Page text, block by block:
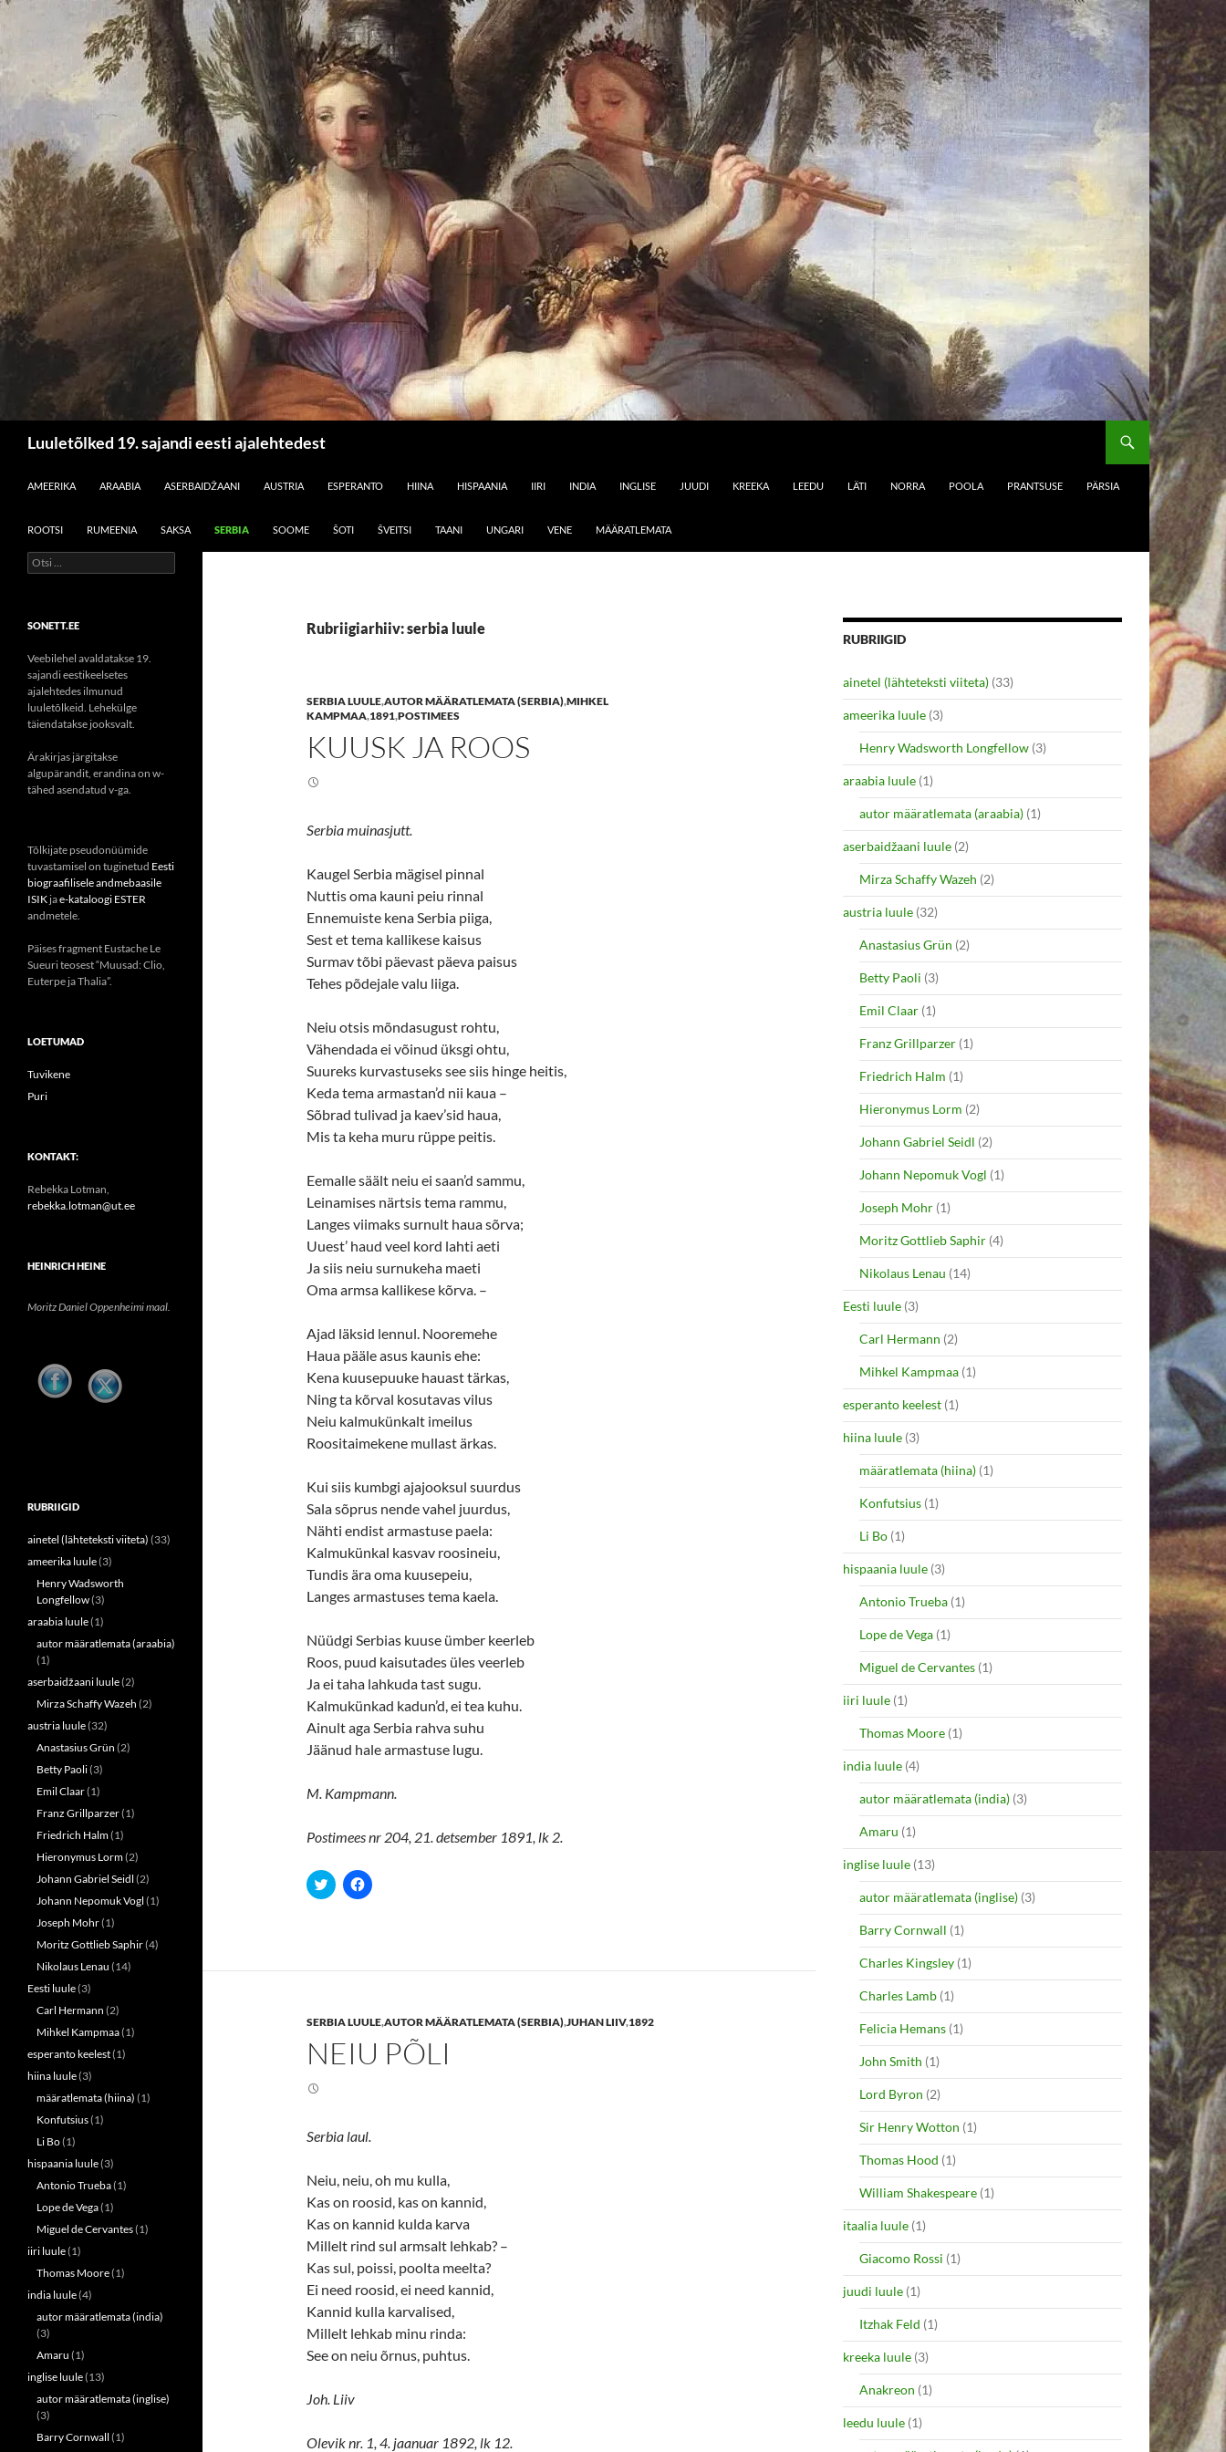
Luuletõlked 19. sajandi eesti ajalehtedest
AMEERIKA
ARAABIA ASERBAIDŽAANI AUSTRIA ESPERANTO HIINA HISPAANIA IIRI INDIA INGLISE JUUDI KREEKA LEEDU LÄTI NORRA POOLA PRANTSUSE PÄRSIA
ROOTSI RUMEENIA SAKSA SERBIA SOOME ŠOTI ŠVEITSI TAANI UNGARI VENE MÄÄRATLEMATA
Rubriigiarhiiv: serbia luule
SERBIA LUULE,AUTOR MÄÄRATLEMATA (SERBIA),MIHKEL
KAMPMAA,1891,POSTIMEES
KUUSK JA ROOS
Serbia muinasjutt.
Kaugel Serbia mägisel pinnal
Nuttis oma kauni peiu rinnal
Ennemuiste kena Serbia piiga,
Sest et tema kallikese kaisus
Surmav tõbi päevast päeva paisus
Tehes põdejale valu liiga.
Neiu otsis mõndasugust rohtu,
Vähendada ei võinud üksgi ohtu,
Suureks kurvastuseks see siis hinge heitis,
Keda tema armastan’d nii kaua –
Sõbrad tulivad ja kaev’sid haua,
Mis ta keha muru rüppe peitis.
Eemalle säält neiu ei saan’d sammu,
Leinamises närtsis tema rammu,
Langes viimaks surnult haua sõrva;
Uuest’ haud veel kord lahti aeti
Ja siis neiu surnukeha maeti
Oma armsa kallikese kõrva. –
Ajad läksid lennul. Nooremehe
Haua pääle asus kaunis ehe:
Kena kuusepuuke hauast tärkas,
Ning ta kõrval kosutavas vilus
Neiu kalmukünkalt imeilus
Roositaimekene mullast ärkas.
Kui siis kumbgi ajajooksul suurdus
Sala sõprus nende vahel juurdus,
Nähti endist armastuse paela:
Kalmukünkal kasvav roosineiu,
Tundis ära oma kuusepeiu,
Langes armastuses tema kaela.
Nüüdgi Serbias kuuse ümber keerleb
Roos, puud kaisutades üles veerleb
Ja ei taha lahkuda tast sugu.
Kalmukünkad kadun’d, ei tea kuhu.
Ainult aga Serbia rahva suhu
Jäänud hale armastuse lugu.
M. Kampmann.
Postimees nr 204, 21. detsember 1891, lk 2.
C
l
h
o
T
w
(
O
n
s
i
n
e
w
i
n
d
o
w
)
C
l
h
o
a
k
(
e
n
s
n
e
w
w
i
n
d
o
w
)
SERBIA LUULE,AUTOR MÄÄRATLEMATA (SERBIA),JUHAN LIIV,1892
NEIU PÕLI
Serbia laul.
Neiu, neiu, oh mu kulla,
Kas on roosid, kas on kannid,
Kas on kannid kulda karva
Millelt rind sul armsalt lehkab? –
Kas sul, poissi, poolta meelta?
Ei need roosid, ei need kannid,
Kannid kulla karvalised,
Millelt lehkab minu rinda:
See on neiu õrnus, puhtus.
Joh. Liiv
Olevik nr. 1, 4. jaanuar 1892, lk 12.
RUBRIIGID
ainetel (lähteteksti viiteta) (33)
ameerika luule (3)
Henry Wadsworth Longfellow (3)
araabia luule (1)
autor määratlemata (araabia) (1)
aserbaidžaani luule (2)
Mirza Schaffy Wazeh (2)
austria luule (32)
Anastasius Grün (2)
Betty Paoli (3)
Emil Claar (1)
Franz Grillparzer (1)
Friedrich Halm (1)
Hieronymus Lorm (2)
Johann Gabriel Seidl (2)
Johann Nepomuk Vogl (1)
Joseph Mohr (1)
Moritz Gottlieb Saphir (4)
Nikolaus Lenau (14)
Eesti luule (3)
Carl Hermann (2)
Mihkel Kampmaa (1)
esperanto keelest (1)
hiina luule (3)
määratlemata (hiina) (1)
Konfutsius (1)
Li Bo (1)
hispaania luule (3)
Antonio Trueba (1)
Lope de Vega (1)
Miguel de Cervantes (1)
iiri luule (1)
Thomas Moore (1)
india luule (4)
autor määratlemata (india) (3)
Amaru (1)
inglise luule (13)
autor määratlemata (inglise) (3)
Barry Cornwall (1)
Charles Kingsley (1)
Charles Lamb (1)
Felicia Hemans (1)
John Smith (1)
Lord Byron (2)
Sir Henry Wotton (1)
Thomas Hood (1)
William Shakespeare (1)
itaalia luule (1)
Giacomo Rossi (1)
juudi luule (1)
Itzhak Feld (1)
kreeka luule (3)
Anakreon (1)
leedu luule (1)
Otsi:
SONETT.EE
Veebilehel avaldatakse 19.
sajandi eestikeelsetes
ajalehtedes ilmunud
luuletõlkeid. Lehekülge
täiendatakse jooksvalt.
Ärakirjas järgitakse
algupärandit, erandina on w-
tähed asendatud v-ga.
Tõlkijate pseudonüümide
tuvastamisel on tuginetud Eesti
biograafilisele andmebaasile
ISIK jae-kataloogi ESTER
andmetele.
Päises fragment Eustache Le
Sueuri teosest “Muusad: Clio,
Euterpe ja Thalia”.
LOETUMAD
Tuvikene
Puri
KONTAKT:
Rebekka Lotman,
rebekka.lotman@ut.ee
HEINRICH HEINE
Moritz Daniel Oppenheimi maal.
RUBRIIGID
ainetel (lähteteksti viiteta) (33)
ameerika luule(3)
Henry Wadsworth
Longfellow(3)
araabia luule(1)
autor määratlemata (araabia)
(1)
aserbaidžaani luule(2)
Mirza Schaffy Wazeh (2)
austria luule(32)
Anastasius Grün (2)
Betty Paoli(3)
Emil Claar(1)
Franz Grillparzer(1)
Friedrich Halm(1)
Hieronymus Lorm(2)
Johann Gabriel Seidl (2)
Johann Nepomuk Vogl (1)
Joseph Mohr(1)
Moritz Gottlieb Saphir(4)
Nikolaus Lenau (14)
Eesti luule(3)
Carl Hermann (2)
Mihkel Kampmaa(1)
esperanto keelest(1)
hiina luule(3)
määratlemata (hiina) (1)
Konfutsius(1)
Li Bo(1)
hispaania luule(3)
Antonio Trueba(1)
Lope de Vega(1)
Miguel de Cervantes(1)
iiri luule(1)
Thomas Moore(1)
india luule(4)
autor määratlemata (india)
(3)
Amaru (1)
inglise luule(13)
autor määratlemata (inglise)
(3)
Barry Cornwall (1)